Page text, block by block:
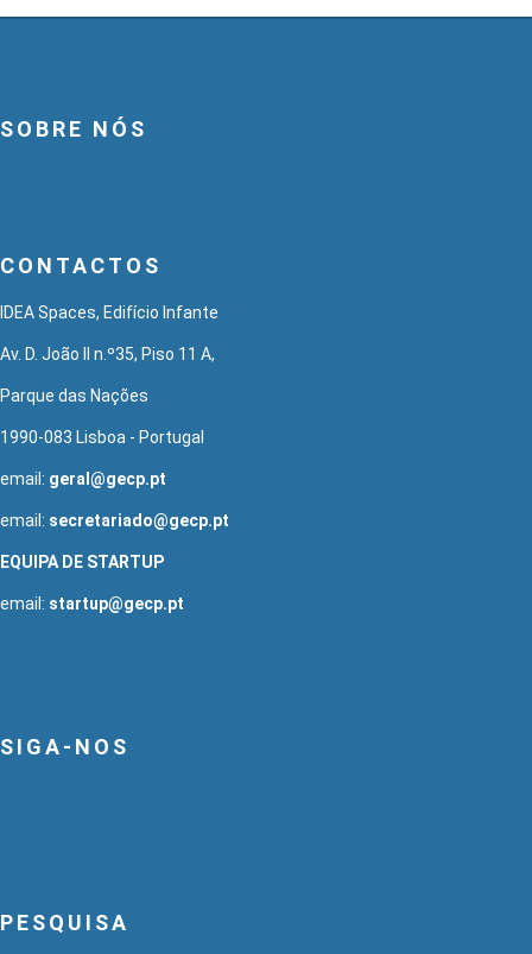
SOBRE NÓS
CONTACTOS
IDEA Spaces, Edifício Infante
Av. D. João II n.º35, Piso 11 A,
Parque das Nações
1990-083 Lisboa - Portugal
email: geral@gecp.pt
email: secretariado@gecp.pt
EQUIPA DE STARTUP
email: startup@gecp.pt
SIGA-NOS
PESQUISA